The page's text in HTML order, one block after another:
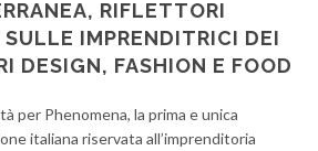
RIFLETTORI
SULLE IMPRENDITRICI DEI
DESIGN, FASHION E FOOD
per Phenomena, la prima e unica
italiana riservata all’imprenditoria